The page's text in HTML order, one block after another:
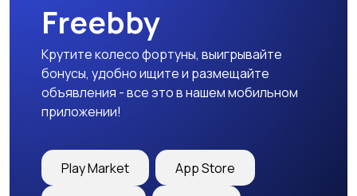
Другое
Freebby
Крутите колесо фортуны, выигрывайте
бонусы, удобно ищите и размещайте
объявления - все это в нашем мобильном
приложении!
Play Market App Store